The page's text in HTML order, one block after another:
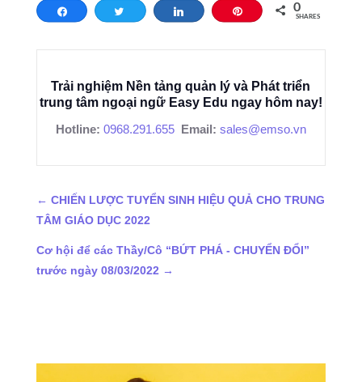
Share Tweet Share Pin 0
SHARES
Trải nghiệm Nền tảng quản lý và Phát triển
trung tâm ngoại ngữ Easy Edu ngay hôm nay!
Hotline: 0968.291.655 Email: sales@emso.vn
← CHIẾN LƯỢC TUYỂN SINH HIỆU QUẢ CHO TRUNG
TÂM GIÁO DỤC 2022
Cơ hội để các Thầy/Cô “BỨT PHÁ - CHUYỂN ĐỔI”
trước ngày 08/03/2022→